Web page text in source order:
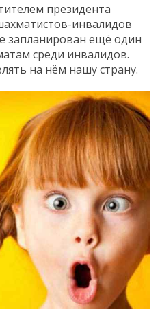
президента
инвалидов
запланирован ещё один
среди инвалидов.
на нём нашу страну.